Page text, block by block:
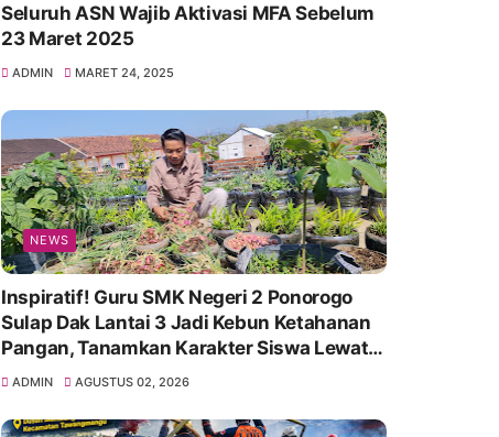
Seluruh ASN Wajib Aktivasi MFA Sebelum
23 Maret 2025
ADMIN MARET 24, 2025
NEWS
Inspiratif! Guru SMK Negeri 2 Ponorogo
Sulap Dak Lantai 3 Jadi Kebun Ketahanan
Pangan, Tanamkan Karakter Siswa Lewat
Aksi Nyata
ADMIN AGUSTUS 02, 2026